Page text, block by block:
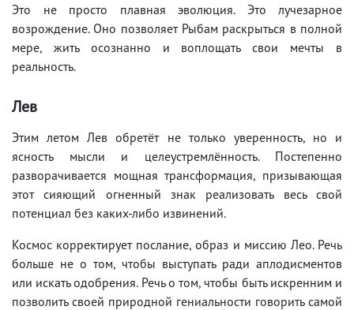
Это не просто плавная эволюция. Это лучезарное
возрождение. Оно позволяет Рыбам раскрыться в полной
мере, жить осознанно и воплощать свои мечты в
реальность.
Лев
Этим летом Лев обретёт не только уверенность, но и
ясность мысли и целеустремлённость. Постепенно
разворачивается мощная трансформация, призывающая
этот сияющий огненный знак реализовать весь свой
потенциал без каких-либо извинений.
Космос корректирует послание, образ и миссию Лео. Речь
больше не о том, чтобы выступать ради аплодисментов
или искать одобрения. Речь о том, чтобы быть искренним и
позволить своей природной гениальности говорить самой